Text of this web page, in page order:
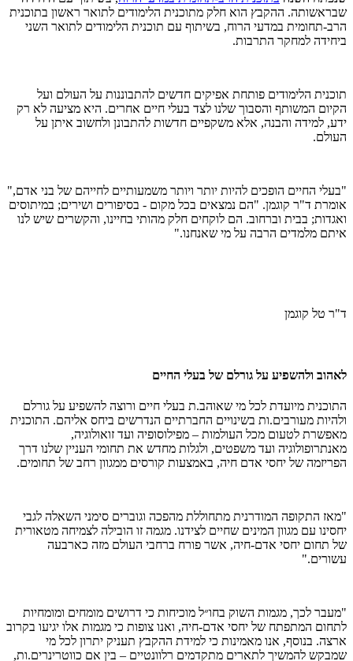
שבראשותה. ההקבץ הוא חלק מתוכנית הלימודים לתואר ראשון בתוכנית
הרב-תחומית במדעי הרוח, בשיתוף עם תוכנית הלימודים לתואר השני
ביחידה למחקר התרבות.
תוכנית הלימודים פותחת אפיקים חדשים להתבוננות על העולם ועל
הקיום המשותף והסבוך שלנו לצד בעלי חיים אחרים. היא מציעה לא רק
ידע, למידה והבנה, אלא משקפיים חדשות להתבונן ולחשוב איתן על
העולם.
"בעלי החיים הופכים להיות יותר ויותר משמעותיים לחייהם של בני אדם,"
אומרת ד"ר קוגמן. "הם נמצאים בכל מקום - בסיפורים ושירים; במיתוסים
ואגדות; בבית וברחוב. הם לוקחים חלק מהותי בחיינו, והקשרים שיש לנו
איתם מלמדים הרבה על מי שאנחנו."
ד"ר טל קוגמן
לאהוב ולהשפיע על גורלם של בעלי החיים
התוכנית מיועדת לכל מי שאוהב.ת בעלי חיים ורוצה להשפיע על גורלם
ולהיות מעורבים.ות בשינויים החברתיים הנדרשים ביחס אליהם. התוכנית
מאפשרת לטעום מכל העולמות – מפילוסופיה ועד זואולוגיה,
מאנתרופולוגיה ועד משפטים, ולגלות מחדש את תחומי העניין שלנו דרך
הפריזמה של יחסי אדם חיה, באמצעות קורסים ממגוון רחב של תחומים.
"מאז התקופה המודרנית מתחוללת מהפכה וגוברים סימני השאלה לגבי
יחסינו עם מגוון המינים שחיים לצידנו. מגמה זו הובילה לצמיחה מטאורית
של תחום יחסי אדם-חיה, אשר פורח ברחבי העולם מזה כארבעה
עשורים."
"מעבר לכך, מגמות השוק בחו״ל מוכיחות כי דרושים מומחים ומומחיות
לתחום המתפתח של יחסי אדם-חיה, ואנו צופות כי מגמות אלו יגיעו בקרוב
ארצה. בנוסף, אנו מאמינות כי למידת ההקבץ תעניק יתרון לכל מי
שמבקש להמשיך לתארים מתקדמים רלוונטיים – בין אם כווטרינרים.ות,